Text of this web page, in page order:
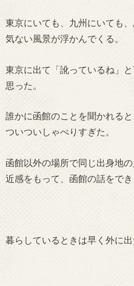
東京にいても、九州にいても
気ない風景が浮かんでくる。
東京に出て「訛っているね」
思った。
誰かに函館のことを聞かれる
ついついしゃべりすぎた。
函館以外の場所で同じ出身地
近感をもって、函館の話をで
暮らしているときは早く外に出